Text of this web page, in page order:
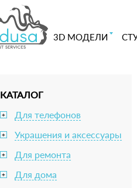
3D МОДЕЛИ
КАТАЛОГ
+ Для телефонов
+ Украшения и аксессуары
+ Для ремонта
+ Для дома